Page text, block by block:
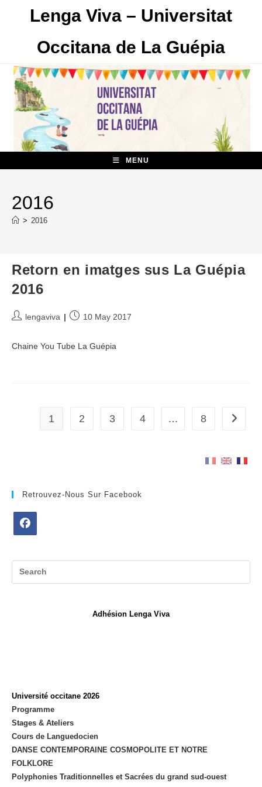
Lenga Viva – Universitat
Occitana de La Guépia
MENU
2016
> 2016
Retorn en imatges sus La Guépia
2016
Postlengaviva
Post10 May 2017
Chaine You Tube La Guépia
1 2 3 4 … 8 Go to
Retrouvez-Nous Sur Facebook
new
Adhésion Lenga Viva
Université occitane 2026
Programme
Stages & Ateliers
Cours de Languedocien
DANSE CONTEMPORAINE COSMOPOLITE ET NOTRE
FOLKLORE
Polyphonies Traditionnelles et Sacrées du grand sud-ouest